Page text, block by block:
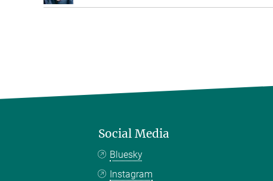
Social Media
Bluesky
Instagram